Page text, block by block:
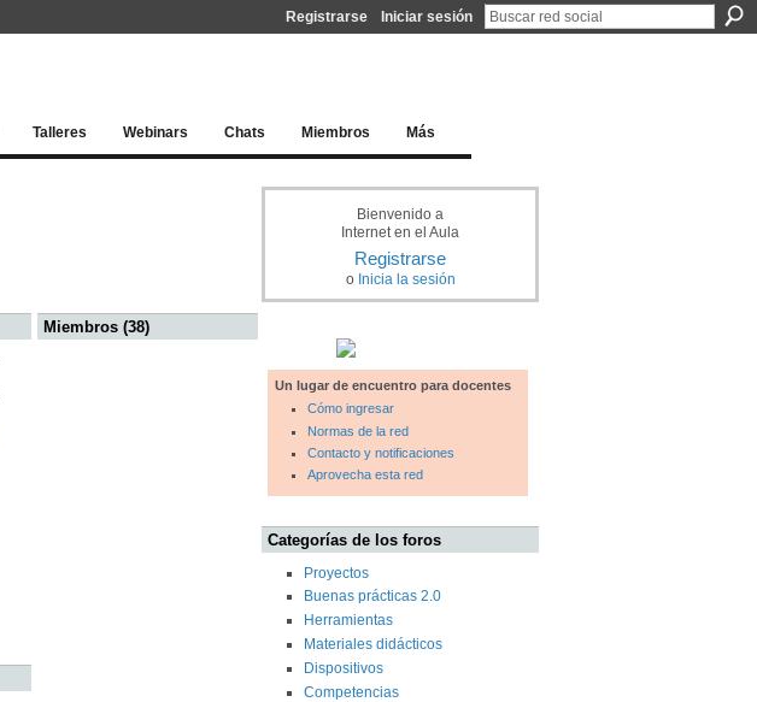
Registrarse Iniciar sesión
Talleres Webinars Chats Miembros Más
Miembros (38)
Bienvenido a
Internet en el Aula
Registrarse
o Inicia la sesión
Un lugar de encuentro para docentes
Cómo ingresar
Normas de la red
Contacto y notificaciones
Aprovecha esta red
Categorías de los foros
Proyectos
Buenas prácticas 2.0
Herramientas
Materiales didácticos
Dispositivos
Competencias